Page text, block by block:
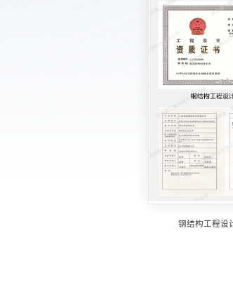
钢结构工程设